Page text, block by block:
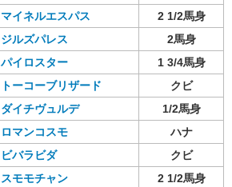
マイネルエスパス
2 1/2馬身
ジルズパレス
2馬身
パイロスター
1 3/4馬身
トーコーブリザード
クビ
ダイチヴュルデ
1/2馬身
ロマンコスモ
ハナ
ビバラビダ
クビ
スモモチャン
2 1/2馬身